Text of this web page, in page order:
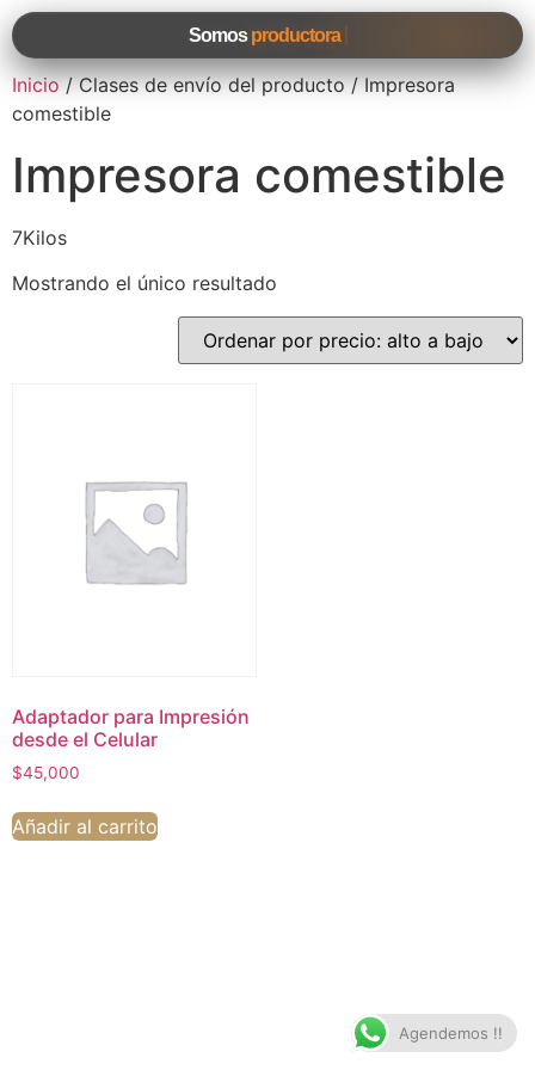
Somosproductora
Inicio/ Clases de envío del producto / Impresora
comestible
Impresora comestible
7Kilos
Mostrando el único resultado
Adaptador para Impresión
desde el Celular
$45,000
Añadir al carrito
Agendemos !!